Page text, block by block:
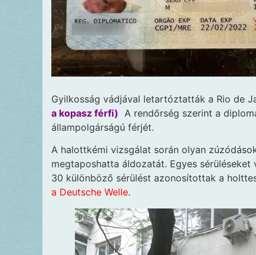
Gyilkosság vádjával letartóztatták a Rio de
a kopasz férfi) A rendőrség szerint a
állampolgárságú férjét.
A halottkémi vizsgálat során olyan
megtaposhatta áldozatát. Egyes
30 különböző sérülést azonosítottak a
a Deutsche Welle.